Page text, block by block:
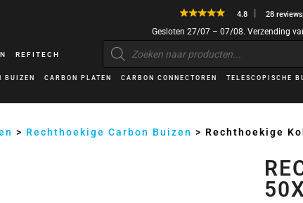
4.8 28 reviews
Gesloten 27/07 – 07/08. Verzending
REFITECH
Producten
zoeken
BUIZEN CARBON PLATEN CARBON CONNECTOREN TELESCOPISCHE
> Rechthoekige Carbon Buizen > Rechthoekige